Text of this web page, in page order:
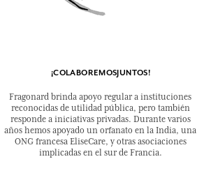
¡COLABOREMOSJUNTOS!
Fragonard brinda apoyo regular a instituciones
reconocidas de utilidad pública, pero también
responde a iniciativas privadas. Durante varios
años hemos apoyado un orfanato en la India, una
ONG francesa EliseCare, y otras asociaciones
implicadas en el sur de Francia.